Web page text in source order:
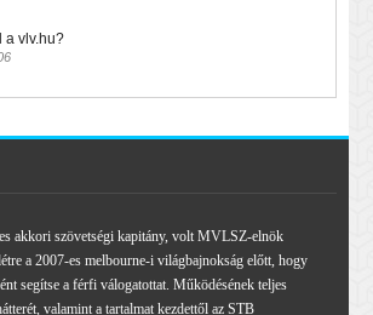
a vlv.hu?
akkori szövetségi kapitány, volt MVLSZ-elnök
a 2007-es melbourne-i világbajnokság előtt, hogy
segítse a férfi válogatottat. Működésének teljes
valamint a tartalmat kezdettől az STB